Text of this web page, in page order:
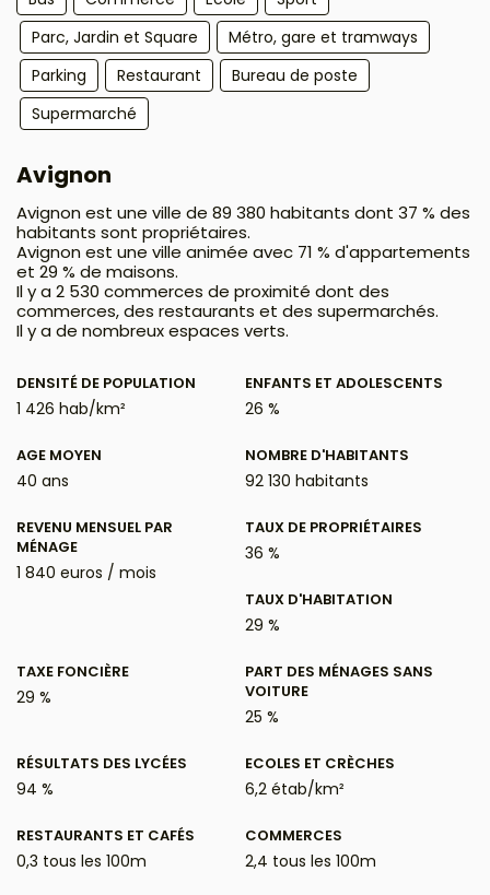
Parc, Jardin et Square
Métro, gare et tramways
Parking
Restaurant
Bureau de poste
Supermarché
Avignon
Avignon est une ville de 89 380 habitants dont 37 % des
habitants sont propriétaires.
Avignon est une ville animée avec 71 % d'appartements
et 29 % de maisons.
Il y a 2 530 commerces de proximité dont des
commerces, des restaurants et des supermarchés.
Il y a de nombreux espaces verts.
DENSITÉ DE POPULATION
1 426 hab/km²
ENFANTS ET ADOLESCENTS
26 %
AGE MOYEN
40 ans
NOMBRE D'HABITANTS
92 130 habitants
REVENU MENSUEL PAR
MÉNAGE
1 840 euros / mois
TAUX DE PROPRIÉTAIRES
36 %
TAUX D'HABITATION
29 %
TAXE FONCIÈRE
29 %
PART DES MÉNAGES SANS
VOITURE
25 %
RÉSULTATS DES LYCÉES
94 %
ECOLES ET CRÈCHES
6,2 étab/km²
RESTAURANTS ET CAFÉS
0,3 tous les 100m
COMMERCES
2,4 tous les 100m